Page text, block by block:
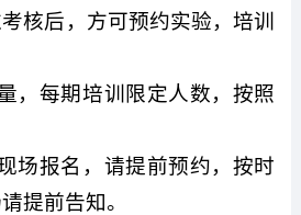
核后，方可预约实验，培训
，每期培训限定人数，按照
场报名，请提前预约，按时
提前告知。